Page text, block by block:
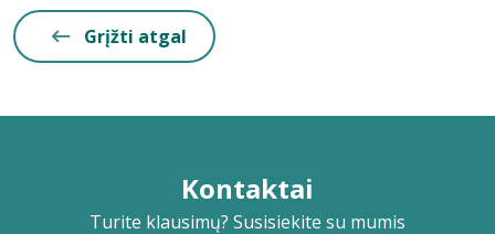
Grįžti atgal
Kontaktai
Turite klausimų? Susisiekite su mumis